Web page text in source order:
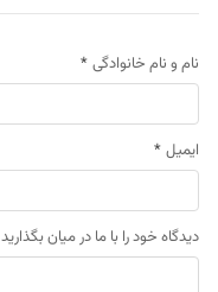
نام و نام خانوادگی *
ایمیل *
دیدگاه خود را با ما در میان بگذارید